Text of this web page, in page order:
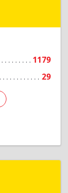
1179
29
г,